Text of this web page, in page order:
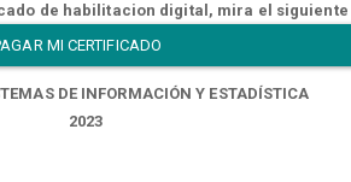
de habilitacion digital, mira el siguiente
MI CERTIFICADO
DE INFORMACIÓN Y ESTADÍSTICA
2023